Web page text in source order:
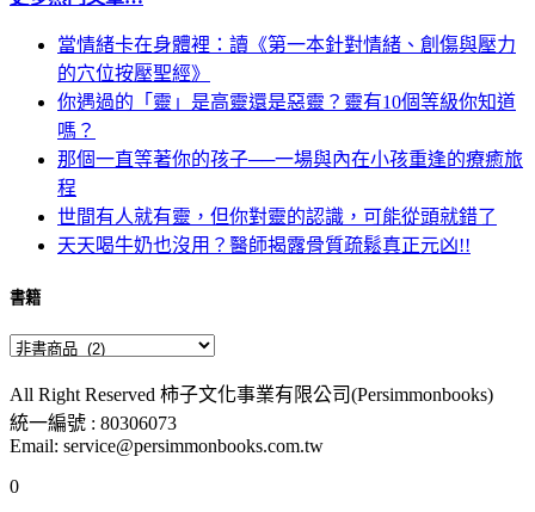
當情緒卡在身體裡：讀《第一本針對情緒、創傷與壓力
的穴位按壓聖經》
你遇過的「靈」是高靈還是惡靈？靈有10個等級你知道
嗎？
那個一直等著你的孩子──一場與內在小孩重逢的療癒旅
程
世間有人就有靈，但你對靈的認識，可能從頭就錯了
天天喝牛奶也沒用？醫師揭露骨質疏鬆真正元凶!!
書籍
All Right Reserved 柿子文化事業有限公司(Persimmonbooks)
統一編號 : 80306073
Email: service@persimmonbooks.com.tw
0